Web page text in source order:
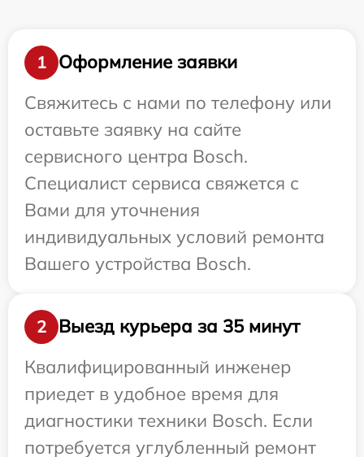
1
Оформление заявки
Свяжитесь с нами по телефону или
оставьте заявку на сайте
сервисного центра Bosch.
Специалист сервиса свяжется с
Вами для уточнения
индивидуальных условий ремонта
Вашего устройства Bosch.
2
Выезд курьера за 35 минут
Квалифицированный инженер
приедет в удобное время для
диагностики техники Bosch. Если
потребуется углубленный ремонт